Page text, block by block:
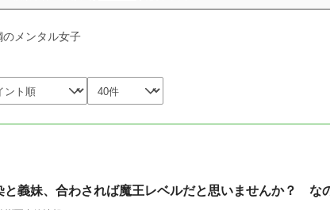
のメンタル女子
と義妹、合わされば魔王レベルだと思いませんか？ な